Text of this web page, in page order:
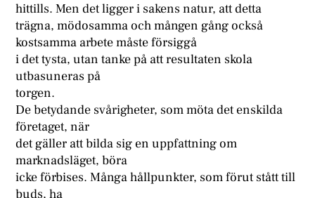
hittills. Men det ligger i sakens natur, att detta
trägna, mödosamma och mången gång också
kostsamma arbete måste försiggå
i det tysta, utan tanke på att resultaten skola
utbasuneras på
torgen.
De betydande svårigheter, som möta det enskilda
företaget, när
det gäller att bilda sig en uppfattning om
marknadsläget, böra
icke förbises. Många hållpunkter, som förut stått till
buds, ha